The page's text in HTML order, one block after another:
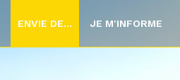
ENVIE DE... JE M'INFORME